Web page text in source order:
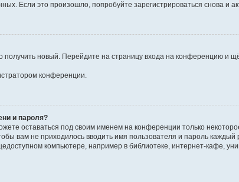
Если это произошло, попробуйте зарегистрироваться снова и
получить новый. Перейдите на страницу входа на конференцию и
конференции.
и пароля?
оставаться под своим именем на конференции только
вам не приходилось вводить имя пользователя и пароль
компьютере, например в библиотеке, интернет-кафе,